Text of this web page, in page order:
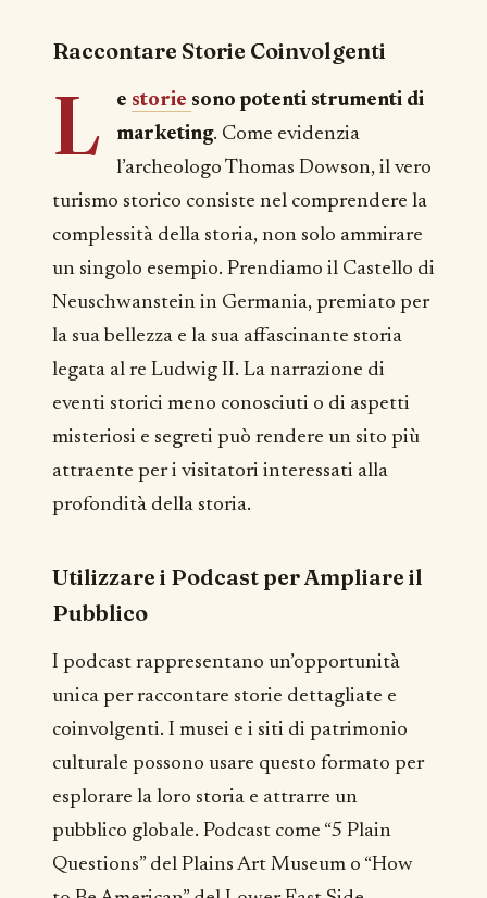
Raccontare Storie Coinvolgenti
L e storie sono potenti strumenti di
marketing. Come evidenzia
l’archeologo Thomas Dowson, il vero
turismo storico consiste nel comprendere la
complessità della storia, non solo ammirare
un singolo esempio. Prendiamo il Castello di
Neuschwanstein in Germania, premiato per
la sua bellezza e la sua affascinante storia
legata al re Ludwig II. La narrazione di
eventi storici meno conosciuti o di aspetti
misteriosi e segreti può rendere un sito più
attraente per i visitatori interessati alla
profondità della storia.
Utilizzare i Podcast per Ampliare il
Pubblico
I podcast rappresentano un’opportunità
unica per raccontare storie dettagliate e
coinvolgenti. I musei e i siti di patrimonio
culturale possono usare questo formato per
esplorare la loro storia e attrarre un
pubblico globale. Podcast come “5 Plain
Questions” del Plains Art Museum o “How